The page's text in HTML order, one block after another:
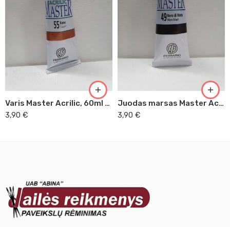
Varis Master Acrilic, 60ml (55)
3,90 €
Juodas marsas Master Acrilic, 60ml (49)
3,90 €